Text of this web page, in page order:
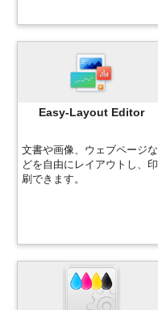
Easy-Layout Editor
文書や画像、ウェブページな
どを自由にレイアウトし、印
刷できます。